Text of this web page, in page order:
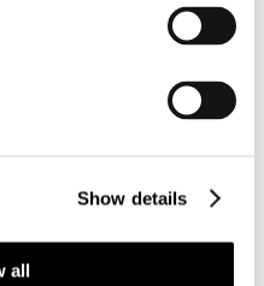
Show details
all
riconoscere riciclo
della carta come